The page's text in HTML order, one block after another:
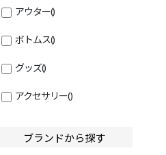
アウター()
ボトムス()
グッズ()
アクセサリー()
ブランドから探す